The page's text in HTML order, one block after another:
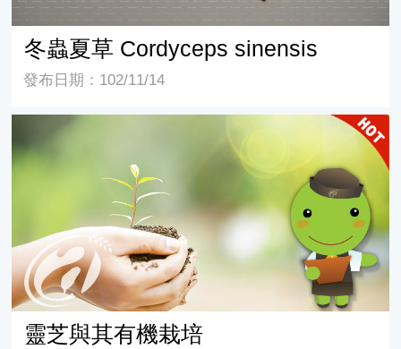
冬蟲夏草 Cordyceps sinensis
發布日期：102/11/14
靈芝與其有機栽培
靈芝與其有機栽培